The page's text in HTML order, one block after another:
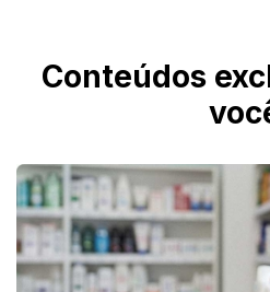
Conteúdos